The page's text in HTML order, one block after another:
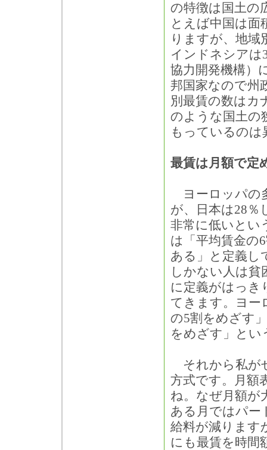
の特徴は国土の
とえば中国は面
りますが、地域
インドネシアは
協力開発機構）
邦国家なので州
別最賃の数はカ
のような国土の
もっているの
最賃は月額で定
ヨーロッパの
が、日本は28％
非常に低いとい
は「平均賃金の
ある」と定義し
しかない人は
に定義がはっき
てきます。ヨー
の5割をめざす
をめざす」とい
それから私が
方式です。月額
ね。なぜ月額が
ある月ではパー
給料が減ります
にも最賃を時間